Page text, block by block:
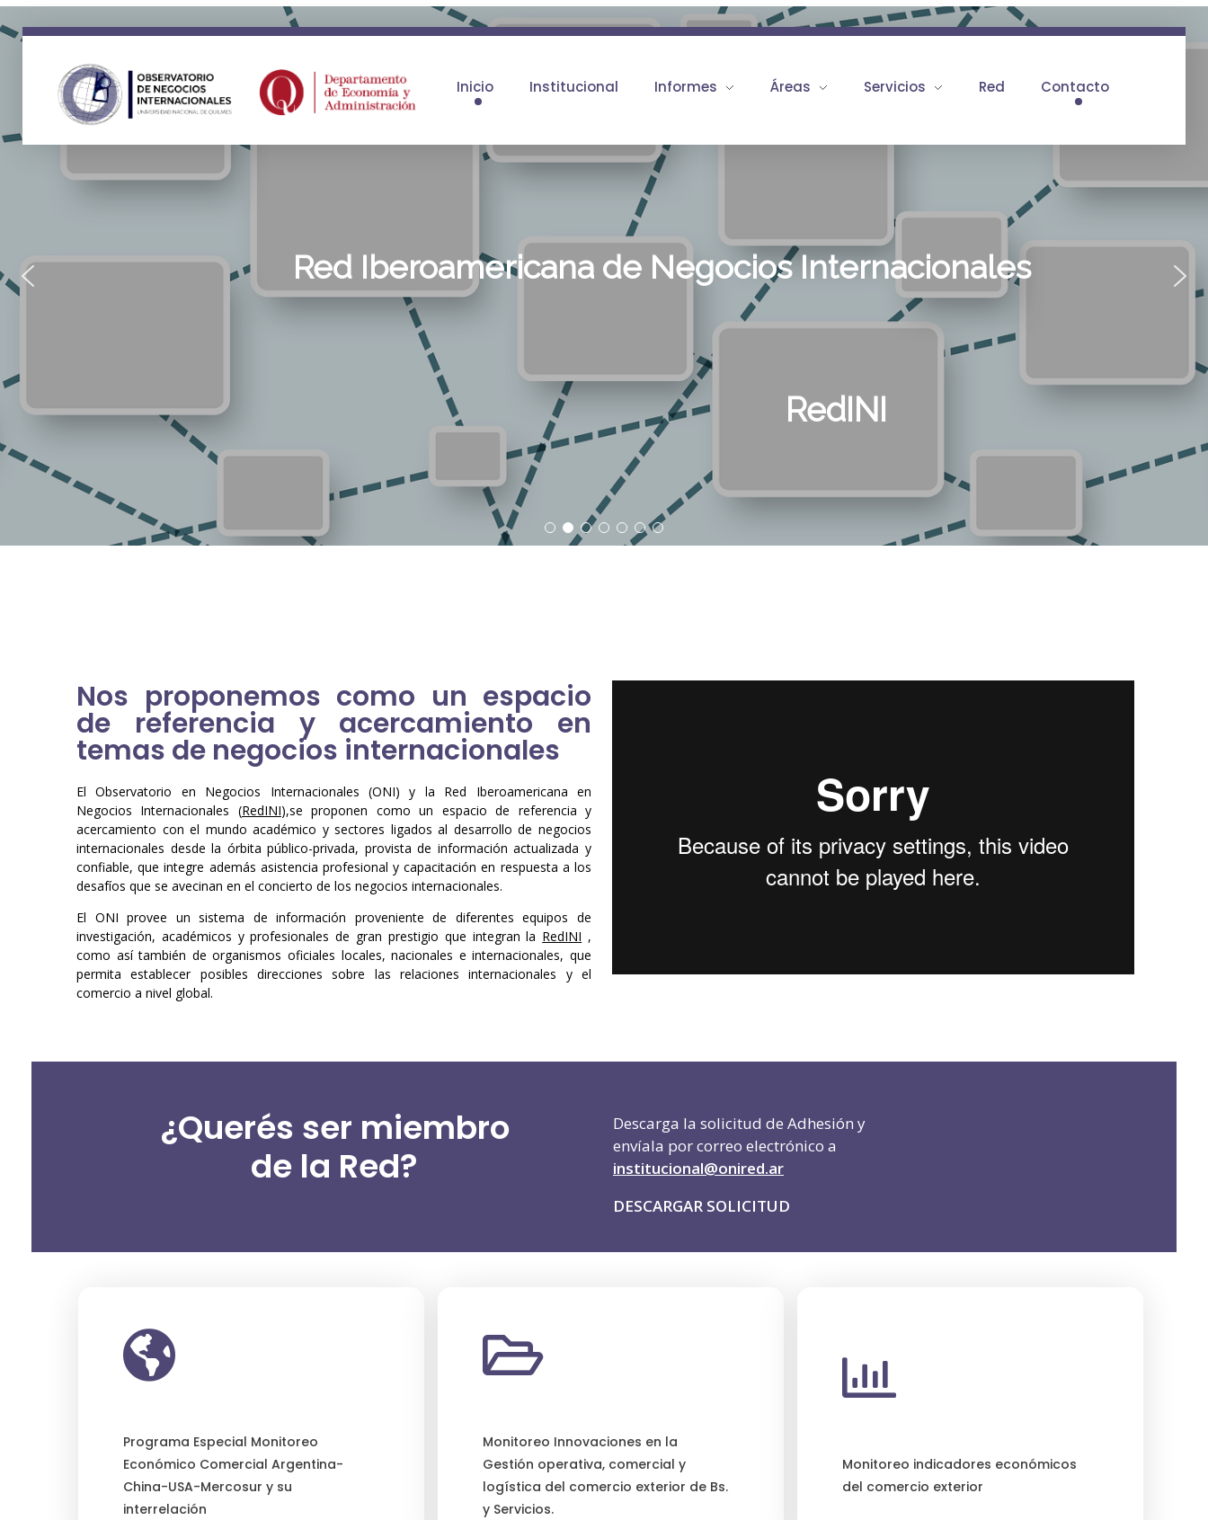
ONI
Inicio Institucional Informes Áreas Servicios Red Contacto
Red Iberoamericana de Negocios Internacionales
RedINI
Nos proponemos como un espacio
de referencia y acercamiento en
temas de negocios internacionales
El Observatorio en Negocios Internacionales (ONI) y la Red Iberoamericana en
Negocios Internacionales (RedINI),se proponen como un espacio de referencia y
acercamiento con el mundo académico y sectores ligados al desarrollo de negocios
internacionales desde la órbita público-privada, provista de información actualizada y
confiable, que integre además asistencia profesional y capacitación en respuesta a los
desafíos que se avecinan en el concierto de los negocios internacionales.
El ONI provee un sistema de información proveniente de diferentes equipos de
investigación, académicos y profesionales de gran prestigio que integran la RedINI ,
como así también de organismos oficiales locales, nacionales e internacionales, que
permita establecer posibles direcciones sobre las relaciones internacionales y el
comercio a nivel global.
¿Querés ser miembro
de la Red?
Descarga la solicitud de Adhesión y
envíala por correo electrónico a
institucional@onired.ar
DESCARGAR SOLICITUD
Programa Especial Monitoreo
Económico Comercial Argentina-
China-USA-Mercosur y su
interrelación
Monitoreo Innovaciones en la
Gestión operativa, comercial y
logística del comercio exterior de Bs.
y Servicios.
Monitoreo indicadores económicos
del comercio exterior